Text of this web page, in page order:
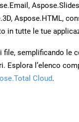
Aspose.HTML,
in tutte le tue
semplificando le
Esplora l’elenco
Cloud.